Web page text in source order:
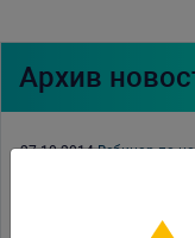
Архив
27.10.2014Вебинар по